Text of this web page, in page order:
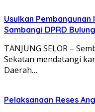
Usulkan
Sambangi DPRD
TANJUNG SELOR –
Sekatan mendatangi
Daerah…
Pelaksanaan Reses